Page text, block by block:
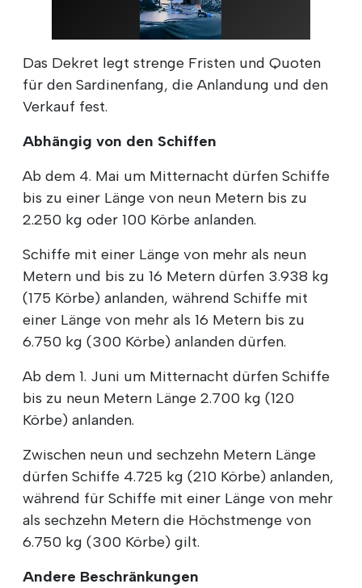
Das Dekret legt strenge Fristen und Quoten
für den Sardinenfang, die Anlandung und den
Verkauf fest.
Abhängig von den Schiffen
Ab dem 4. Mai um Mitternacht dürfen Schiffe
bis zu einer Länge von neun Metern bis zu
2.250 kg oder 100 Körbe anlanden.
Schiffe mit einer Länge von mehr als neun
Metern und bis zu 16 Metern dürfen 3.938 kg
(175 Körbe) anlanden, während Schiffe mit
einer Länge von mehr als 16 Metern bis zu
6.750 kg (300 Körbe) anlanden dürfen.
Ab dem 1. Juni um Mitternacht dürfen Schiffe
bis zu neun Metern Länge 2.700 kg (120
Körbe) anlanden.
Zwischen neun und sechzehn Metern Länge
dürfen Schiffe 4.725 kg (210 Körbe) anlanden,
während für Schiffe mit einer Länge von mehr
als sechzehn Metern die Höchstmenge von
6.750 kg (300 Körbe) gilt.
Andere Beschränkungen